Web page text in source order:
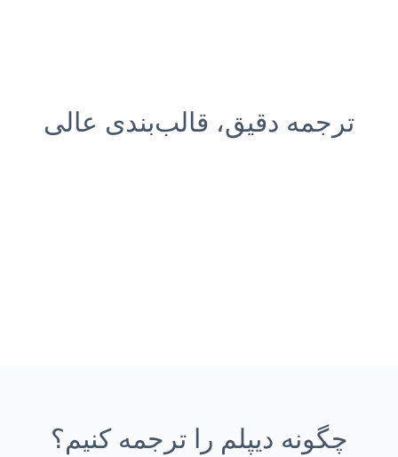
ترجمه دقیق، قالب‌بندی عالی
چگونه دیپلم را ترجمه کنیم؟